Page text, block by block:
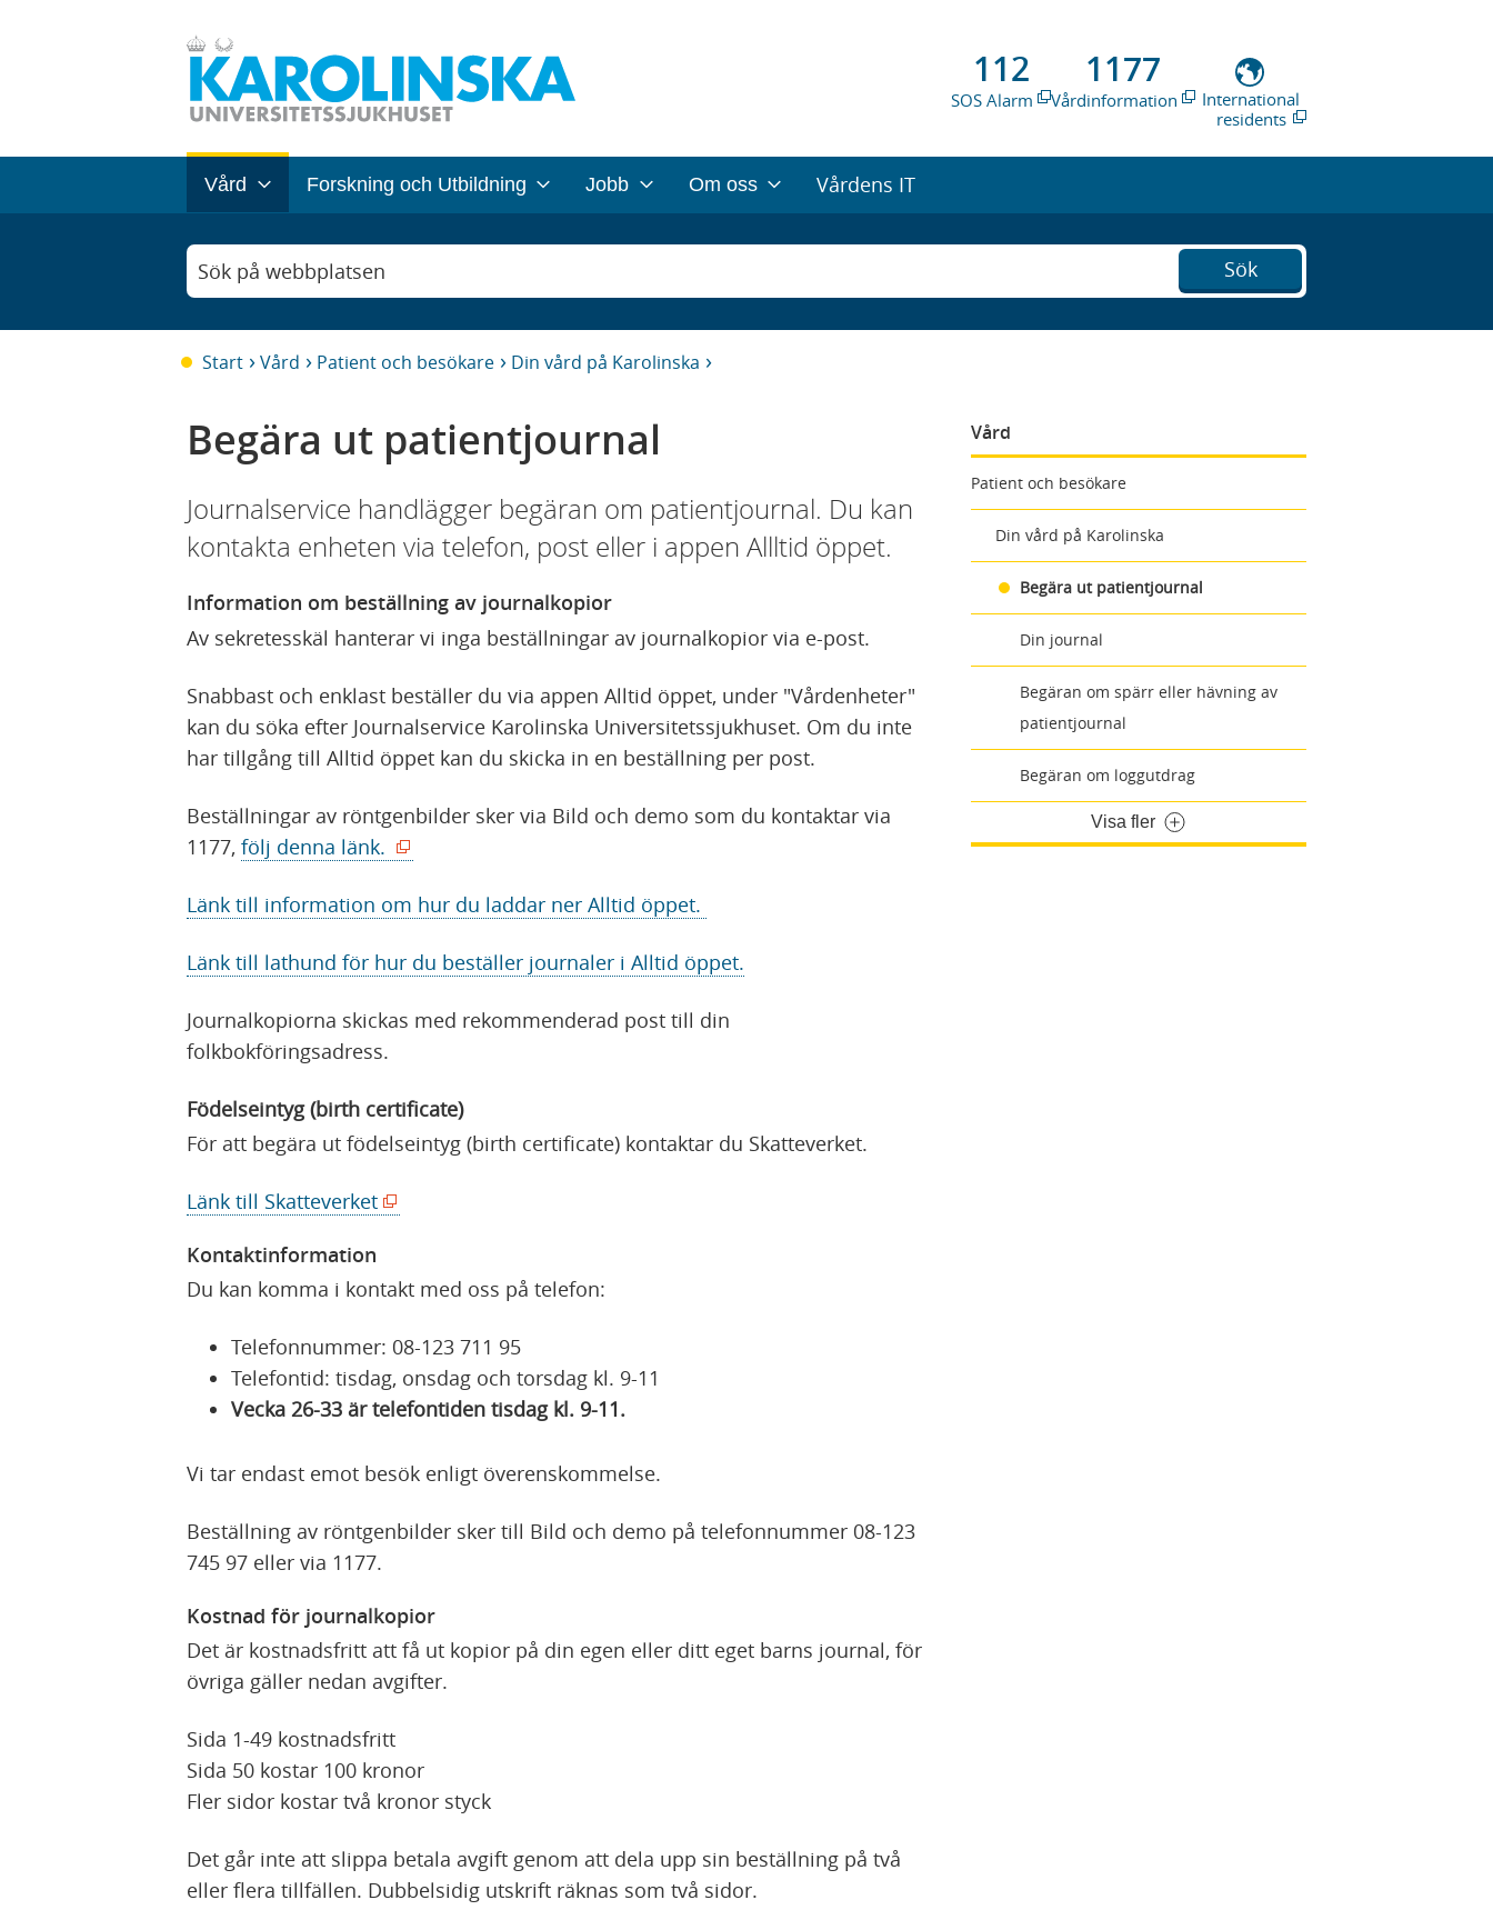
112
SOS Alarm
1177
Vårdinformation
International
residents
Vård Forskning och Utbildning Jobb Om oss Vårdens IT
Sök på webbplatsen Sök
Start Vård Patient och besökare Din vård på Karolinska
Vård
Patient och besökare
Din vård på Karolinska
Begära ut patientjournal
Din journal
Begäran om spärr eller hävning av
patientjournal
Begäran om loggutdrag
Visa fler
Begära ut patientjournal
Journalservice handlägger begäran om patientjournal. Du kan
kontakta enheten via telefon, post eller i appen Allltid öppet.
Information om beställning av journalkopior
Av sekretesskäl hanterar vi inga beställningar av journalkopior via e-post.
Snabbast och enklast beställer du via appen Alltid öppet, under "Vårdenheter"
kan du söka efter Journalservice Karolinska Universitetssjukhuset. Om du inte
har tillgång till Alltid öppet kan du skicka in en beställning per post.
Beställningar av röntgenbilder sker via Bild och demo som du kontaktar via
1177, följ denna länk.
p
n
s
y
t
t
f
n
t
e
r
Länk till information om hur du laddar ner Alltid öppet.
Länk till lathund för hur du beställer journaler i Alltid öppet.
Journalkopiorna skickas med rekommenderad post till din
folkbokföringsadress.
Födelseintyg (birth certificate)
För att begära ut födelseintyg (birth certificate) kontaktar du Skatteverket.
Länk till Skatteverket(
p
a
s
i
y
t
f
ö
s
t
e
)
Kontaktinformation
Du kan komma i kontakt med oss på telefon:
Telefonnummer: 08-123 711 95
Telefontid: tisdag, onsdag och torsdag kl. 9-11
Vecka 26-33 är telefontiden tisdag kl. 9-11.
Vi tar endast emot besök enligt överenskommelse.
Beställning av röntgenbilder sker till Bild och demo på telefonnummer 08-123
745 97 eller via 1177.
Kostnad för journalkopior
Det är kostnadsfritt att få ut kopior på din egen eller ditt eget barns journal, för
övriga gäller nedan avgifter.
Sida 1-49 kostnadsfritt
Sida 50 kostar 100 kronor
Fler sidor kostar två kronor styck
Det går inte att slippa betala avgift genom att dela upp sin beställning på två
eller flera tillfällen. Dubbelsidig utskrift räknas som två sidor.